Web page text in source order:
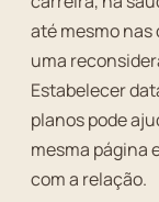
até mesmo
uma
Estabelecer
planos pode
mesma página
com a relação.